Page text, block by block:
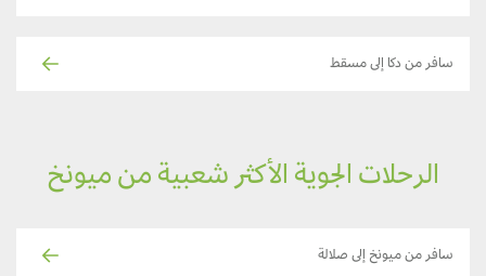
سافر من دكا إلى مسقط
الرحلات الجوية الأكثر شعبية من ميونخ
سافر من ميونخ إلى صلالة